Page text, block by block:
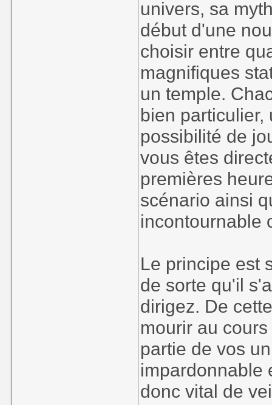
univers, sa
début d'une
choisir entre
magnifiques
un temple.
bien
possibilité de
vous êtes
premières
scénario ainsi
incontournable
Le principe est
de sorte qu'il
dirigez. De
mourir au
partie de vos
impardonnable
donc vital de